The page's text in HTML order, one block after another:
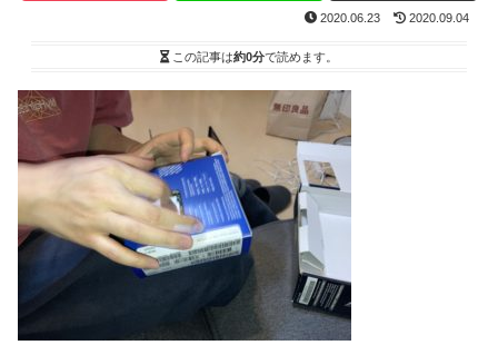
2020.06.23 2020.09.04
この記事は約0分で読めます。